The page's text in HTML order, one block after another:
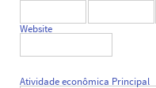
Website
Atividade econômica Principal